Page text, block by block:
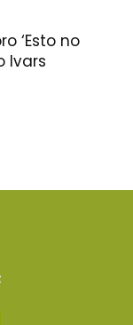
‘Esto no
Ivars